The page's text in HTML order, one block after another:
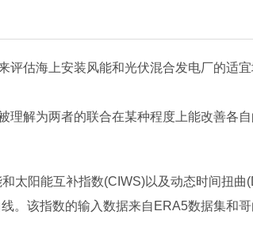
估海上安装风能和光伏混合发电厂的适
解为两者的联合在某种程度上能改善各
太阳能互补指数(CIWS)以及动态时间扭
。该指数的输入数据来自ERA5数据集和